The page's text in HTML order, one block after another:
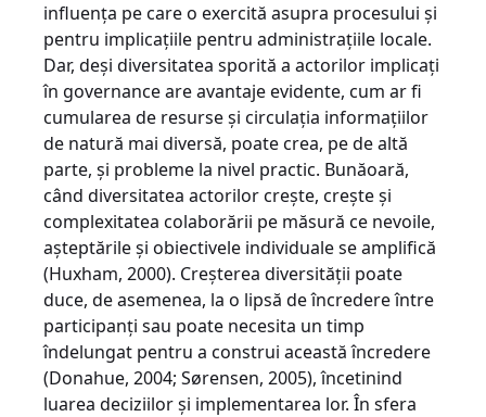
influenţa pe care o exercită asupra procesului şi
pentru implicaţiile pentru administraţiile locale.
Dar, deşi diversitatea sporită a actorilor implicaţi
în governance are avantaje evidente, cum ar fi
cumularea de resurse şi circulaţia informaţiilor
de natură mai diversă, poate crea, pe de altă
parte, şi probleme la nivel practic. Bunăoară,
când diversitatea actorilor creşte, creşte şi
complexitatea colaborării pe măsură ce nevoile,
aşteptările şi obiectivele individuale se amplifică
(Huxham, 2000). Creşterea diversităţii poate
duce, de asemenea, la o lipsă de încredere între
participanţi sau poate necesita un timp
îndelungat pentru a construi această încredere
(Donahue, 2004; Sørensen, 2005), încetinind
luarea deciziilor şi implementarea lor. În sfera